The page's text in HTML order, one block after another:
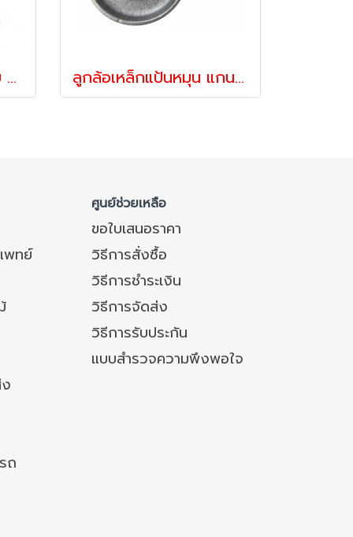
ลูกล้อเหล็ก5นิ้วแป้นตาย แกนเหล็ก คุณภาพสูง รับน้ำหนัก 150-225 กก. รุ่น 420SR-C125 ตรา Hammer ลูกล้อเหล็กแป้นหมุน แกนเหล็ก คุณภาพสูง รับน้ำหนัก 590-730 กก. ตรา REVVO
ศูนย์ช่วยเหลือ
ขอใบเสนอราคา
พทย์
วิธีการสั่งซื้อ
วิธีการชำระเงิน
วิธีการจัดส่ง
วิธีการรับประกัน
แบบสำรวจความพึงพอใจ
ถ